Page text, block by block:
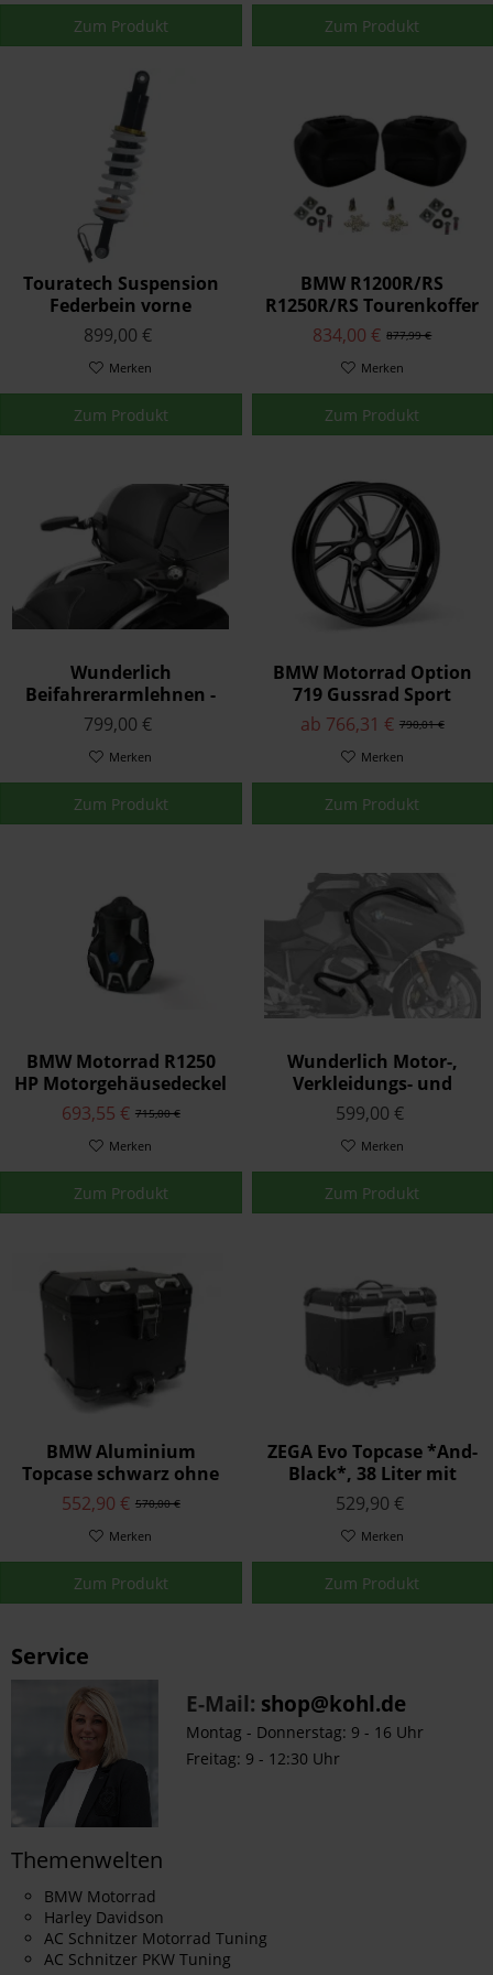
Zum Produkt Zum Produkt
Touratech Suspension
Federbein vorne
Plug&Travel für BMW
R1250RT (2018-)
899,00 €
Merken
Zum Produkt
BMW R1200R/RS
R1250R/RS Tourenkoffer
Set Schwarz
877,99 €
834,00 €
Merken
Zum Produkt
Wunderlich
Beifahrerarmlehnen -
schwarz
799,00 €
Merken
Zum Produkt
BMW Motorrad Option
719 Gussrad Sport
R1250RS790,01 €
ab 766,31 €
Merken
Zum Produkt
BMW Motorrad R1250
HP Motorgehäusedeckel
715,00 €
693,55 €
Merken
Zum Produkt
Wunderlich Motor-,
Verkleidungs- und
Tankschutzbügelsystem
Schwarz R 1250 RT -'20
599,00 €
Merken
Zum Produkt
BMW Aluminium
Topcase schwarz ohne
Schlösser F850GS
R1200GS R1250GS ADV
570,00 €
552,90 €
Merken
Zum Produkt
ZEGA Evo Topcase *And-
Black*, 38 Liter mit
Rapid Trap
529,90 €
Merken
Zum Produkt
Service
E-Mail: shop@kohl.de
Montag - Donnerstag: 9 - 16 Uhr
Freitag: 9 - 12:30 Uhr
Themenwelten
BMW Motorrad
Harley Davidson
AC Schnitzer Motorrad Tuning
AC Schnitzer PKW Tuning